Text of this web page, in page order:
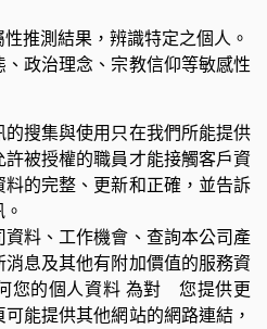
推測結果，辨識特定之個人。
政治理念、宗教信仰等敏感性
搜集與使用只在我們所能提供
被授權的職員才能接觸客戶資
的完整、更新和正確，並告訴
料、工作機會、查詢本公司產
息及其他有附加價值的服務資
您的個人資料 為對 您提供更
能提供其他網站的網路連結，